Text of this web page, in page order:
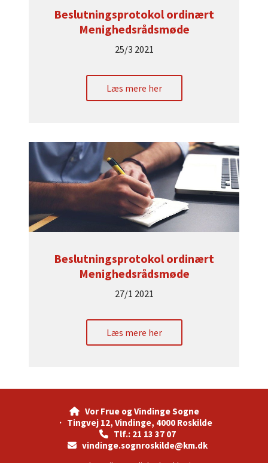
Beslutningsprotokol ordinært
Menighedsrådsmøde
25/3 2021
Læs mere her
Beslutningsprotokol ordinært
Menighedsrådsmøde
27/1 2021
Læs mere her
Vor Frue og Vindinge Sogne
· Tingvej 12, Vindinge, 4000 Roskilde
 Tlf.: 21 13 37 07
 vindinge.sognroskilde@km.dk